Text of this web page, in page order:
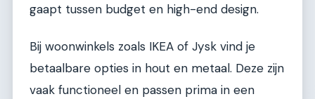
gaapt tussen budget en high-end design.
Bij woonwinkels zoals IKEA of Jysk vind je
betaalbare opties in hout en metaal. Deze zijn
vaak functioneel en passen prima in een